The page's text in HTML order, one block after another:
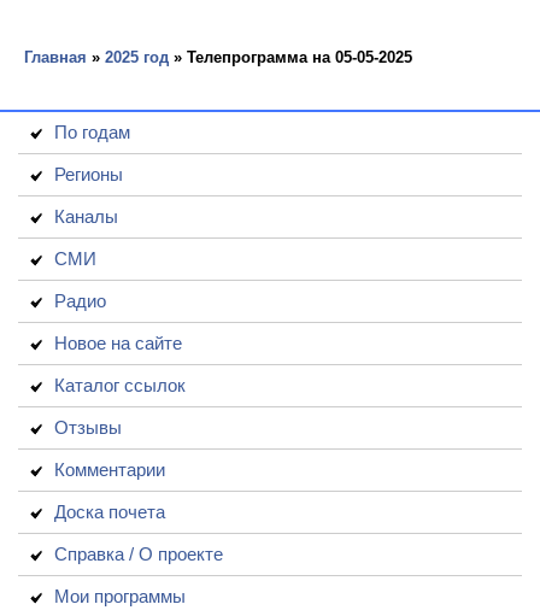
Главная » 2025 год » Телепрограмма на 05-05-2025
По годам
Регионы
Каналы
СМИ
Радио
Новое на сайте
Каталог ссылок
Отзывы
Комментарии
Доска почета
Справка / О проекте
Мои программы